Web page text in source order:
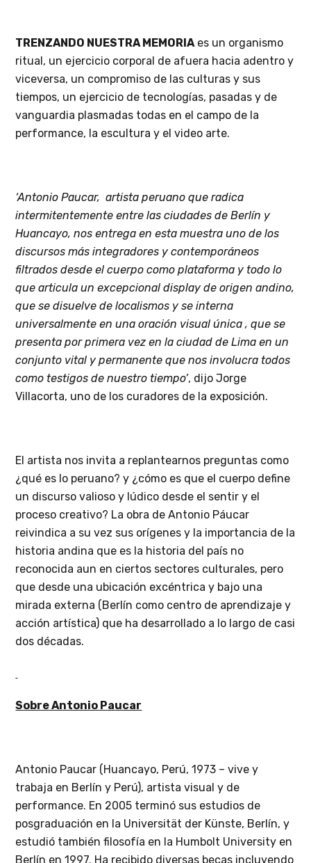
TRENZANDO NUESTRA MEMORIAes un organismo
ritual, un ejercicio corporal de afuera hacia adentro y
viceversa, un compromiso de las culturas y sus
tiempos, un ejercicio de tecnologías, pasadas y de
vanguardia plasmadas todas en el campo de la
performance, la escultura y el video arte.
‘Antonio Paucar, artista peruano que radica
intermitentemente entre las ciudades de Berlín y
Huancayo, nos entrega en esta muestra uno de los
discursos más integradores y contemporáneos
filtrados desde el cuerpo como plataforma y todo lo
que articula un excepcional display de origen andino,
que se disuelve de localismos y se interna
universalmente en una oración visual única , que se
presenta por primera vez en la ciudad de Lima en un
conjunto vital y permanente que nos involucra todos
como testigos de nuestro tiempo’, dijo Jorge
Villacorta, uno de los curadores de la exposición.
El artista nos invita a replantearnos preguntas como
¿qué es lo peruano? y ¿cómo es que el cuerpo define
un discurso valioso y lúdico desde el sentir y el
proceso creativo? La obra de Antonio Páucar
reivindica a su vez sus orígenes y la importancia de la
historia andina que es la historia del país no
reconocida aun en ciertos sectores culturales, pero
que desde una ubicación excéntrica y bajo una
mirada externa (Berlín como centro de aprendizaje y
acción artística) que ha desarrollado a lo largo de casi
dos décadas.
Sobre Antonio Paucar
Antonio Paucar (Huancayo, Perú, 1973 – vive y
trabaja en Berlín y Perú), artista visual y de
performance. En 2005 terminó sus estudios de
posgraduación en la Universität der Künste, Berlín, y
estudió también filosofía en la Humbolt University en
Berlín en 1997. Ha recibido diversas becas incluyendo